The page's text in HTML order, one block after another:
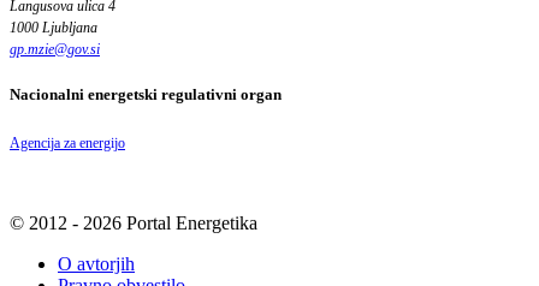
Langusova ulica 4
1000 Ljubljana
gp.mzie@gov.si
Nacionalni energetski regulativni organ
Agencija za energijo
© 2012 - 2026 Portal Energetika
O avtorjih